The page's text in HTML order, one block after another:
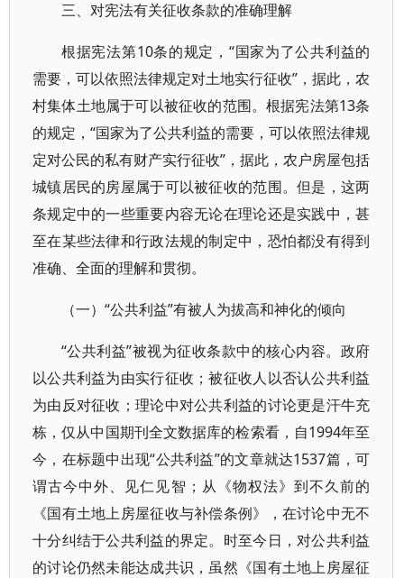
三、对宪法有关征收条款的准确理解
根据宪法第10条的规定，“国家为了公共利益的
需要，可以依照法律规定对土地实行征收”，据此，农
村集体土地属于可以被征收的范围。根据宪法第13条
的规定，“国家为了公共利益的需要，可以依照法律规
定对公民的私有财产实行征收”，据此，农户房屋包括
城镇居民的房屋属于可以被征收的范围。但是，这两
条规定中的一些重要内容无论在理论还是实践中，甚
至在某些法律和行政法规的制定中，恐怕都没有得到
准确、全面的理解和贯彻。
（一）“公共利益”有被人为拔高和神化的倾向
“公共利益”被视为征收条款中的核心内容。政府
以公共利益为由实行征收；被征收人以否认公共利益
为由反对征收；理论中对公共利益的讨论更是汗牛充
栋，仅从中国期刊全文数据库的检索看，自1994年至
今，在标题中出现“公共利益”的文章就达1537篇，可
谓古今中外、见仁见智；从《物权法》到不久前的
《国有土地上房屋征收与补偿条例》，在讨论中无不
十分纠结于公共利益的界定。时至今日，对公共利益
的讨论仍然未能达成共识，虽然《国有土地上房屋征